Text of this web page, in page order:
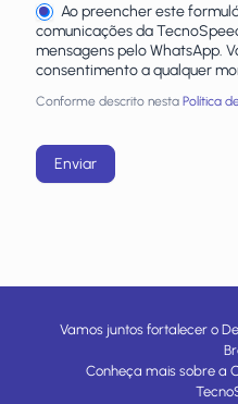
Ao preencher este
comunicações da
mensagens pelo WhatsApp.
consentimento a qualquer
Conforme descrito nesta Política
Enviar
Vamos juntos fortalecer o
Conheça mais sobre a